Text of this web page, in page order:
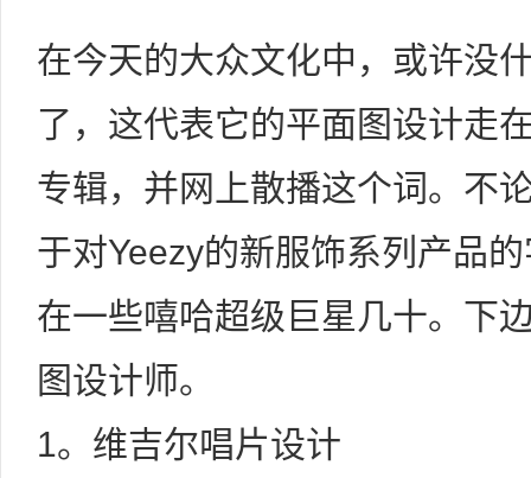
在今天的大众文化中，或许没
了，这代表它的平面图设计走
专辑，并网上散播这个词。不
于对Yeezy的新服饰系列产品
在一些嘻哈超级巨星几十。下
图设计师。
1。维吉尔唱片设计